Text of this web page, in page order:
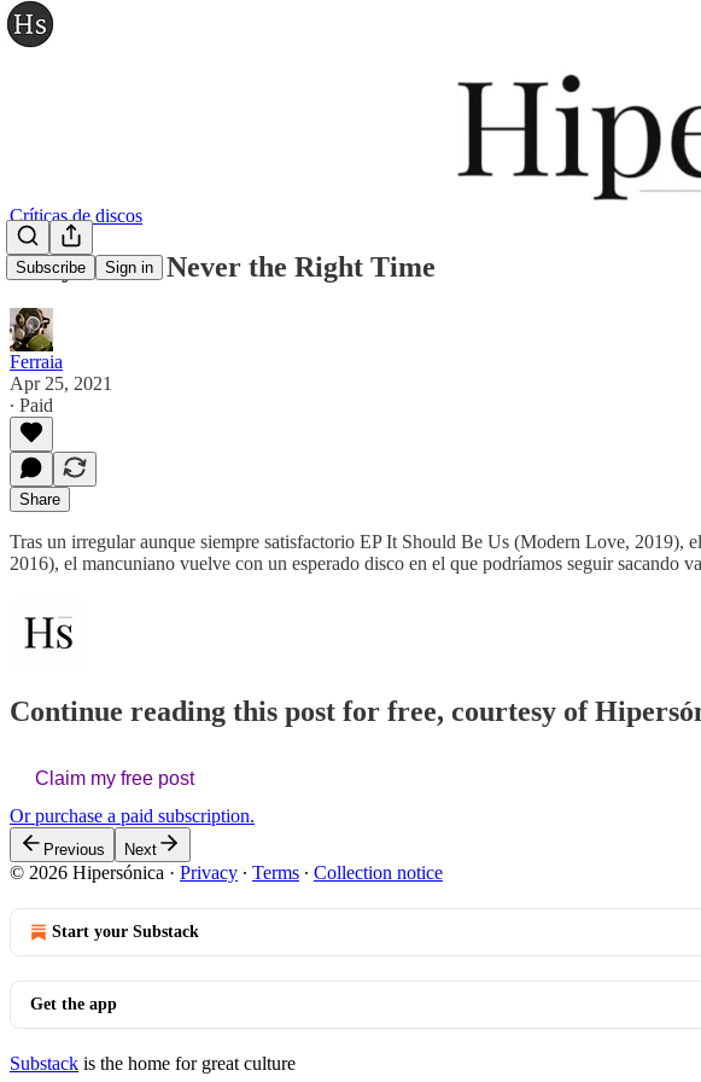
Subscribe Sign in
Críticas de discos
Andy Stott - Never the Right Time
Ferraia
Apr 25, 2021
∙ Paid
Share
Tras un irregular aunque siempre satisfactorio EP It Should Be Us (Modern Love, 2019),
2016), el mancuniano vuelve con un esperado disco en el que podríamos seguir
Continue reading this post for free, courtesy of
Claim my free post
Or purchase a paid subscription.
Previous Next
© 2026 Hipersónica · Privacy ∙ Terms ∙ Collection notice
Start your Substack
Get the app
Substack is the home for great culture